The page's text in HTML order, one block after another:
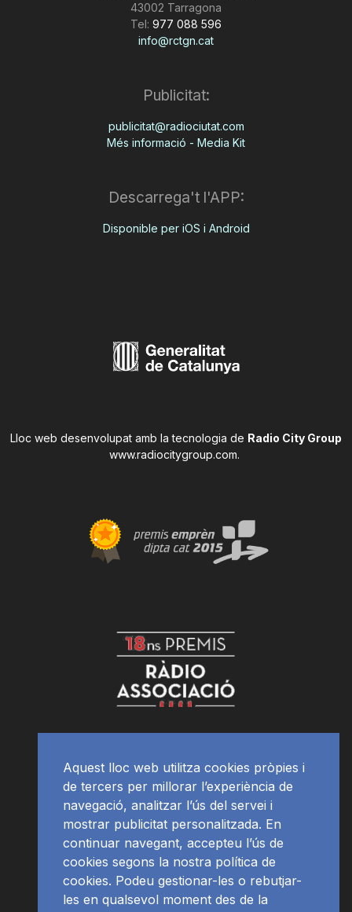
43002 Tarragona
Tel: 977 088 596
info@rctgn.cat
Publicitat:
publicitat@radiociutat.com
Més informació - Media Kit
Descarrega't l'APP:
Disponible per iOS i Android
Lloc web desenvolupat amb la tecnologia de Radio City Group
www.radiocitygroup.com.
Aquest lloc web utilitza cookies pròpies i
de tercers per millorar l’experiència de
navegació, analitzar l’ús del servei i
mostrar publicitat personalitzada. En
continuar navegant, accepteu l’ús de
cookies segons la nostra política de
cookies. Podeu gestionar-les o rebutjar-
les en qualsevol moment des de la